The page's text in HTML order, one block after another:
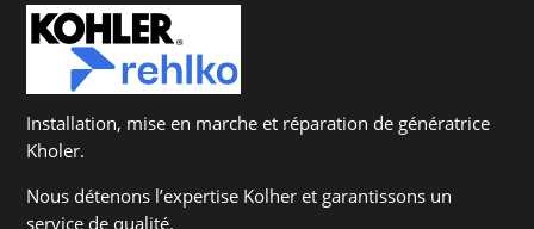
Installation, mise en marche et réparation de génératrice
Kholer.
Nous détenons l’expertise Kolher et garantissons un
service de qualité.